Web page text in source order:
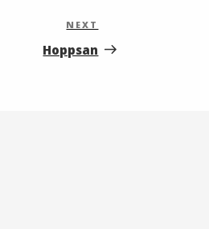
Next
Post
NEXT
Hoppsan